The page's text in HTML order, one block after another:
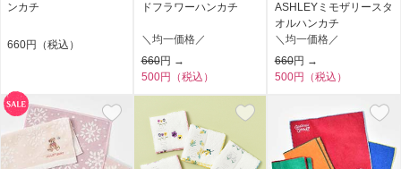
ンカチ
660円（税込）
ドフラワーハンカチ
＼均一価格／
660円 →
500円（税込）
ASHLEYミモザリースタ
オルハンカチ
＼均一価格／
660円 →
500円（税込）